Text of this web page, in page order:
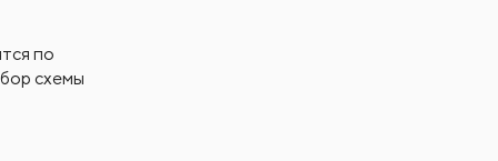
по
схемы